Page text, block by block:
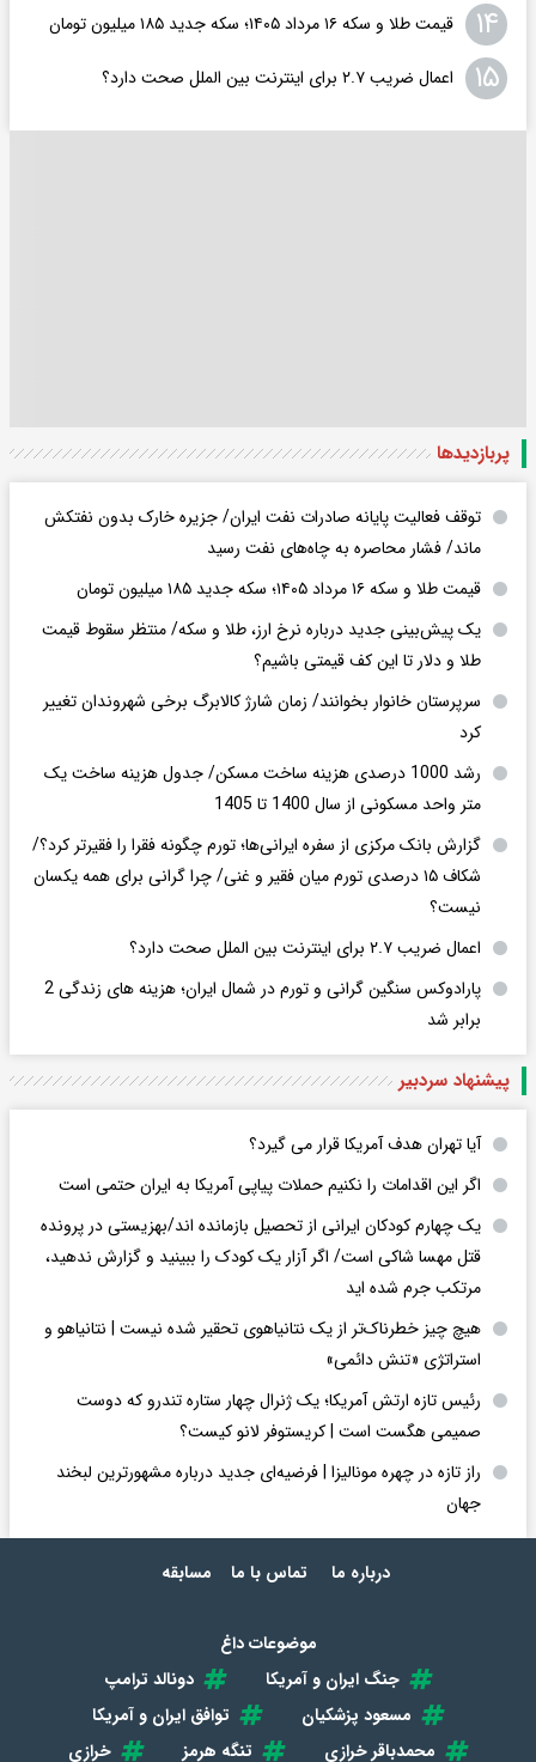
۱۴ قیمت طلا و سکه ۱۶ مرداد ۱۴۰۵؛ سکه جدید ١٨۵ میلیون تومان
۱۵ اعمال ضریب ۲.۷ برای اینترنت بین الملل صحت دارد؟
پربازدید‌ها
توقف فعالیت پایانه صادرات نفت ایران/ جزیره خارک بدون نفتکش
ماند/ فشار محاصره به چاه‌های نفت رسید
قیمت طلا و سکه ۱۶ مرداد ۱۴۰۵؛ سکه جدید ١٨۵ میلیون تومان
یک پیش‌بینی جدید درباره نرخ ارز، طلا و سکه/ منتظر سقوط قیمت
طلا و دلار تا این کف قیمتی باشیم؟
سرپرستان خانوار بخوانند/ زمان شارژ کالابرگ برخی شهروندان تغییر
کرد
رشد 1000 درصدی هزینه ساخت مسکن/ جدول هزینه ساخت یک
متر واحد مسکونی از سال 1400 تا 1405
گزارش بانک مرکزی از سفره ایرانی‌ها؛ تورم چگونه فقرا را فقیرتر کرد؟/
شکاف ۱۵ درصدی تورم میان فقیر و غنی/ چرا گرانی برای همه یکسان
نیست؟
اعمال ضریب ۲.۷ برای اینترنت بین الملل صحت دارد؟
پارادوکس سنگین گرانی و تورم در شمال ایران؛ هزینه های زندگی 2
برابر ‌شد
پیشنهاد سردبیر
آیا تهران هدف آمریکا قرار می گیرد؟
اگر این اقدامات را نکنیم حملات پیاپی آمریکا به ایران حتمی است
یک چهارم کودکان ایرانی از تحصیل بازمانده اند/بهزیستی در پرونده
قتل مهسا شاکی است/ اگر آزار یک کودک را ببینید و گزارش ندهید،
مرتکب جرم شده اید
هیچ چیز خطرناک‌تر از یک نتانیاهوی تحقیر شده نیست | نتانیاهو و
استراتژی «تنش دائمی»
رئیس تازه ارتش آمریکا؛ یک ژنرال چهار ستاره تندرو که دوست
صمیمی هگست است | کریستوفر لانو کیست؟
راز تازه در چهره مونالیزا | فرضیه‌ای جدید درباره مشهورترین لبخند
جهان
درباره ما تماس با ما مسابقه
موضوعات داغ
جنگ ایران و آمریکا
دونالد ترامپ
مسعود پزشکیان
توافق ایران و آمریکا
محمدباقر خرازی
تنگه هرمز خرازی